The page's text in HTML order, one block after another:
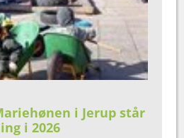
i Jerup står
i 2026